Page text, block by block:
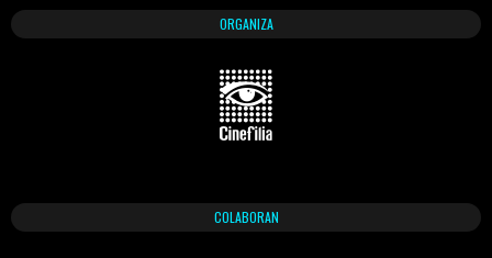
ORGANIZA
COLABORAN